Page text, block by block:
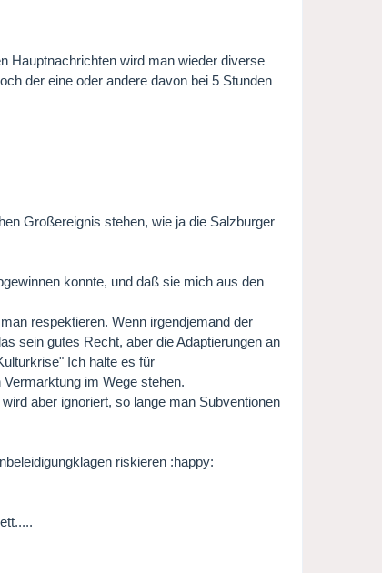
Hauptnachrichten wird man wieder diverse
der eine oder andere davon bei 5 Stunden
Großereignis stehen, wie ja die Salzburger
konnte, und daß sie mich aus den
respektieren. Wenn irgendjemand der
sein gutes Recht, aber die Adaptierungen an
Ich halte es für
im Wege stehen.
aber ignoriert, so lange man Subventionen
riskieren :happy: